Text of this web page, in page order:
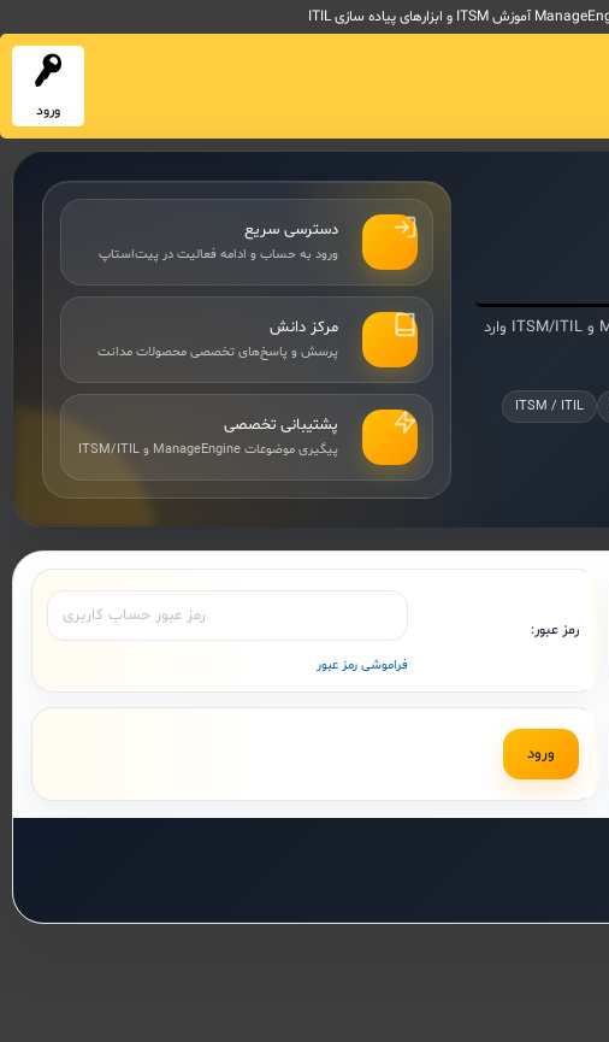
ورود
برای پیگیری پرسش‌ها، پاسخ‌ها، درخواست‌های تخصصی و محتوای مرتبط با ManageEngine و ITSM/ITIL وارد
ITSM / ITIL
دسترسی سریع
ورود به حساب و ادامه فعالیت در پیت‌استاپ
مرکز دانش
پرسش و پاسخ‌های تخصصی محصولات مدانت
پشتیبانی تخصصی
پیگیری موضوعات ManageEngine و ITSM/ITIL
رمز عبور:
فراموشی رمز عبور